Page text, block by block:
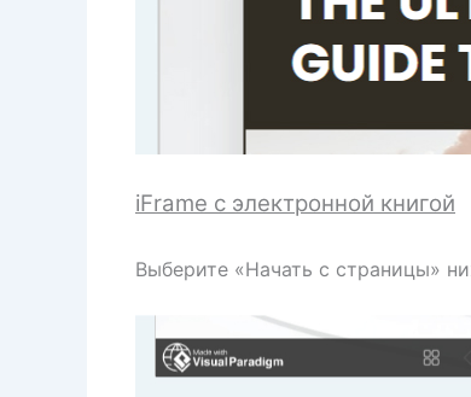
iFrame с электронной книгой
Выберите «Начать с страницы»